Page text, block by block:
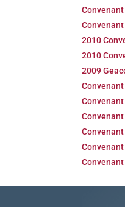
2010
2010
2009